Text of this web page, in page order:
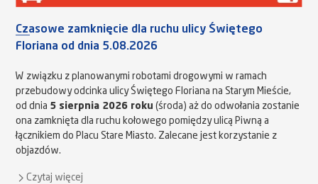
Czasowe zamknięcie dla ruchu ulicy Świętego
Floriana od dnia 5.08.2026
W związku z planowanymi robotami drogowymi w ramach
przebudowy odcinka ulicy Świętego Floriana na Starym Mieście,
od dnia 5 sierpnia 2026 roku (środa) aż do odwołania zostanie
ona zamknięta dla ruchu kołowego pomiędzy ulicą Piwną a
łącznikiem do Placu Stare Miasto. Zalecane jest korzystanie z
objazdów.
Czytaj więcej